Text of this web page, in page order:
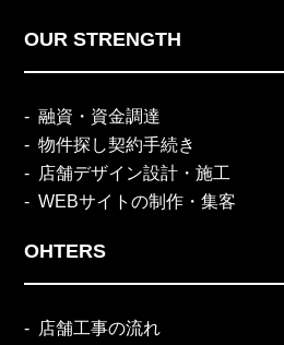
OUR STRENGTH
融資・資金調達
物件探し契約手続き
店舗デザイン設計・施工
WEBサイトの制作・集客
OHTERS
店舗工事の流れ